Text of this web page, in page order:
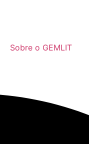
Sobre o GEMLIT